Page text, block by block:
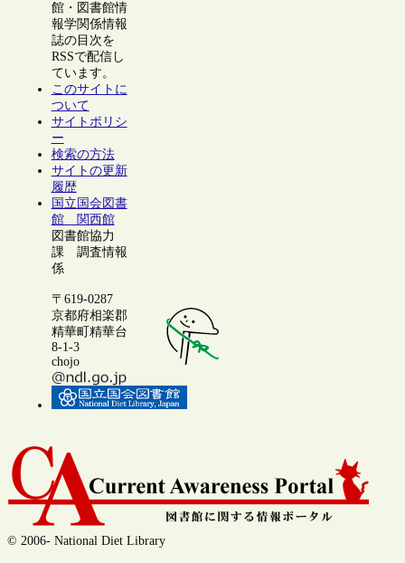
館・図書館情
報学関係情報
誌の目次を
RSSで配信し
ています。
このサイトに
ついて
サイトポリシ
ー
検索の方法
サイトの更新
履歴
国立国会図書
館 関西館
図書館協力
課 調査情報
係
〒619-0287
京都府相楽郡
精華町精華台
8-1-3
chojo
© 2006- National Diet Library